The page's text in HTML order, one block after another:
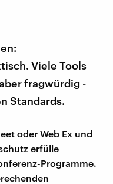
Viele Tools
fragwürdig -
Standards.
oder Web Ex und
erfülle
Programme.